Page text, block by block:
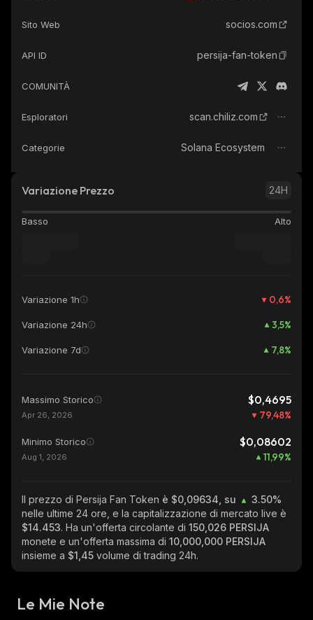
Sito Web socios.com
API ID persija-fan-token
COMUNITÀ
Esploratori scan.chiliz.com
Categorie Solana Ecosystem
Variazione Prezzo 24H
Basso Alto
Variazione 1h 0,6%
Variazione 24h 3,5%
Variazione 7d 7,8%
Massimo Storico $0,4695
Apr 26, 2026 79,48%
Minimo Storico $0,08602
Aug 1, 2026 11,99%
Il prezzo di Persija Fan Token è $0,09634, su
3.50%
nelle ultime 24 ore, e la capitalizzazione di mercato live è
$14.453. Ha un'offerta circolante di 150,026 PERSIJA
monete e un'offerta massima di 10,000,000 PERSIJA
insieme a $1,45 volume di trading 24h.
Le Mie Note